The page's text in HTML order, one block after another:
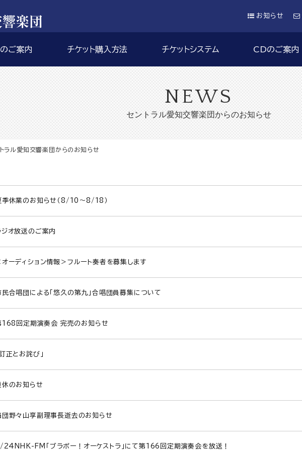
お知らせ
ご案内 チケット購入方法 チケットシステム CDのご案内
NEWS
セントラル愛知交響楽団からのお知らせ
ラル愛知交響楽団からのお知らせ
季休業のお知らせ（8/10～8/18）
ジオ放送のご案内
オーディション情報＞フルート奏者を募集します
民合唱団による「悠久の第九」合唱団員募集について
168回定期演奏会 完売のお知らせ
訂正とお詫び」
休のお知らせ
団野々山享副理事長逝去のお知らせ
24NHK-FM「ブラボー！オーケストラ」にて第166回定期演奏会を放送！